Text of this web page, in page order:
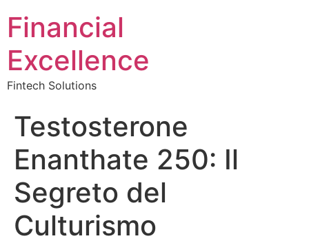
Financial
Excellence
Fintech Solutions
Testosterone
Enanthate 250: Il
Segreto del
Culturismo